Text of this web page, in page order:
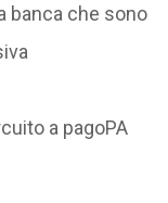
banca che sono
a pagoPA